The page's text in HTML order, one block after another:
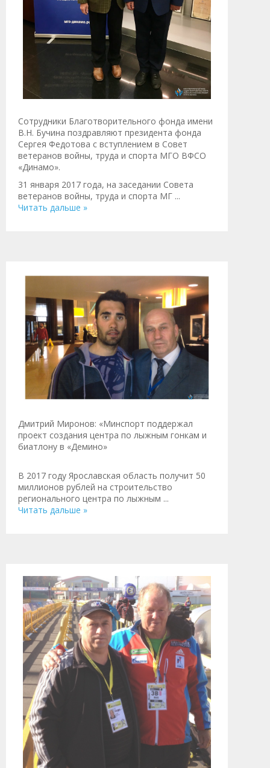
Сотрудники Благотворительного фонда имени
В.Н. Бучина поздравляют президента фонда
Сергея Федотова с вступлением в Совет
ветеранов войны, труда и спорта МГО ВФСО
«Динамо».
31 января 2017 года, на заседании Совета
ветеранов войны, труда и спорта МГ ...
Читать дальше »
Дмитрий Миронов: «Минспорт поддержал
проект создания центра по лыжным гонкам и
биатлону в «Демино»
В 2017 году Ярославская область получит 50
миллионов рублей на строительство
регионального центра по лыжным ...
Читать дальше »